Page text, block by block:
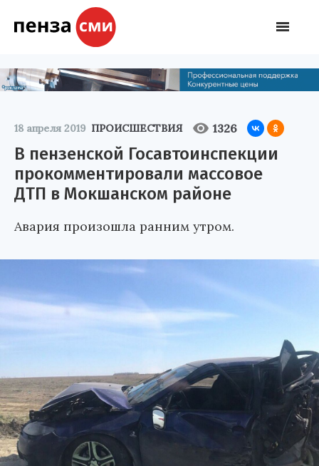
18 апреля 2019 ПРОИСШЕСТВИЯ 1326
В пензенской Госавтоинспекции
прокомментировали массовое
ДТП в Мокшанском районе
Авария произошла ранним утром.